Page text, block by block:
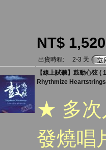
NT$ 1,520
出貨時程:
2-3 天
【線上試聽】鼓動心弦 (
Rhythmize Heartstrings
★ 多次
發燒唱